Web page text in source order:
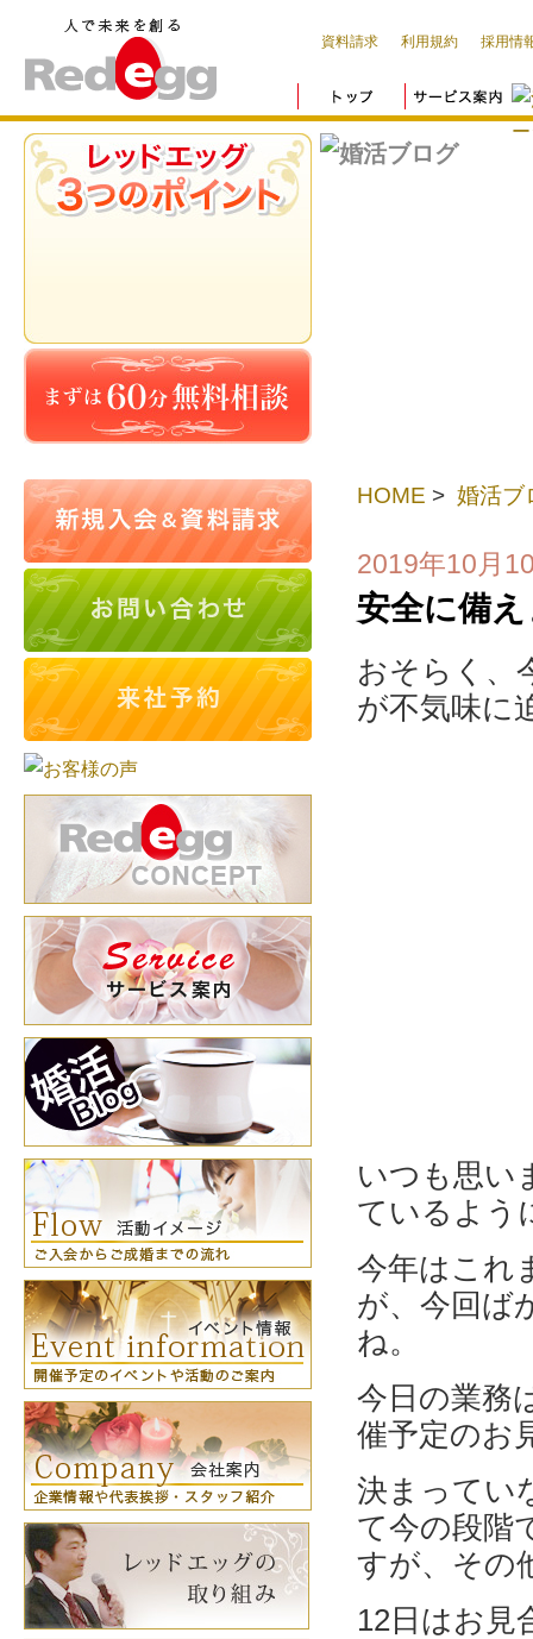
資料請求 利用規約 採用情
HOME > 婚活ブ
2019年10月
安全に備
おそらく、
が不気味に
いつも思い
ているよう
今年はこれ
が、今回ば
ね。
今日の業務
催予定のお
決まってい
て今の段階
すが、その
12日はお見